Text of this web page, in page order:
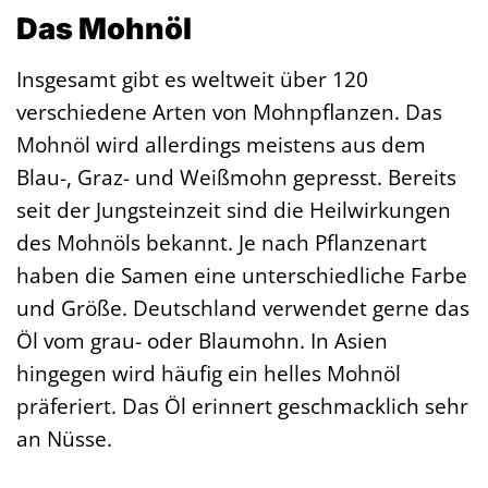
Das Mohnöl
Insgesamt gibt es weltweit über 120
verschiedene Arten von Mohnpflanzen. Das
Mohnöl wird allerdings meistens aus dem
Blau-, Graz- und Weißmohn gepresst. Bereits
seit der Jungsteinzeit sind die Heilwirkungen
des Mohnöls bekannt. Je nach Pflanzenart
haben die Samen eine unterschiedliche Farbe
und Größe. Deutschland verwendet gerne das
Öl vom grau- oder Blaumohn. In Asien
hingegen wird häufig ein helles Mohnöl
präferiert. Das Öl erinnert geschmacklich sehr
an Nüsse.